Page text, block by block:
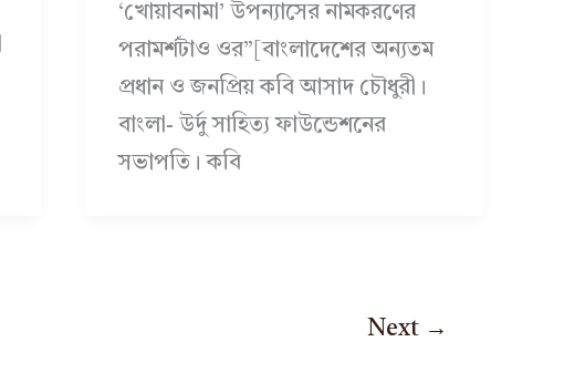
‘খোয়াবনামা’ উপন্যাসের নামকরণের
পরামর্শটাও ওর”[বাংলাদেশের অন্যতম
প্রধান ও জনপ্রিয় কবি আসাদ চৌধুরী।
বাংলা- উর্দু সাহিত্য ফাউন্ডেশনের
সভাপতি। কবি
Next →